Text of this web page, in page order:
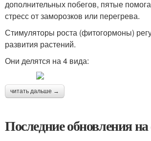
дополнительных побегов, пятые
стресс от заморозков или перегрева.
Стимуляторы роста (фитогормоны)
развития растений.
Они делятся на 4 вида:
читать дальше →
Последние обновления на